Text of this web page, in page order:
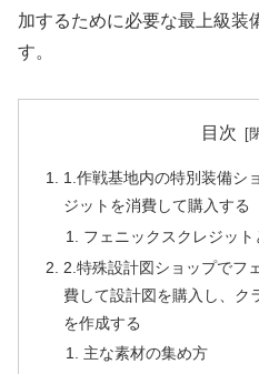
加するために必要な最上級装
す。
目次
1.作戦基地内の特別装備シ
ジットを消費して購入する
フェニックスクレジット
2.特殊設計図ショップでフ
費して設計図を購入し、ク
を作成する
主な素材の集め方